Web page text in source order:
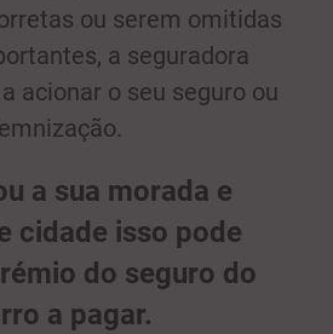
ou serem omitidas
a seguradora
acionar o seu seguro ou
a sua morada e
cidade isso pode
do seguro do
a pagar.